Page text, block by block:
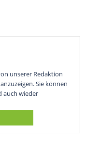
unserer Redaktion
Sie können
auch wieder